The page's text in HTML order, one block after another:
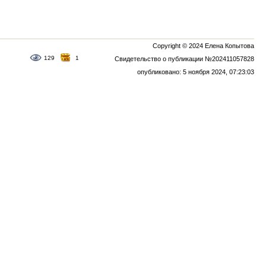
Copyright © 2024 Елена Копытова
Свидетельство о публикации №202411057828
опубликовано: 5 ноября 2024, 07:23:03
129 1